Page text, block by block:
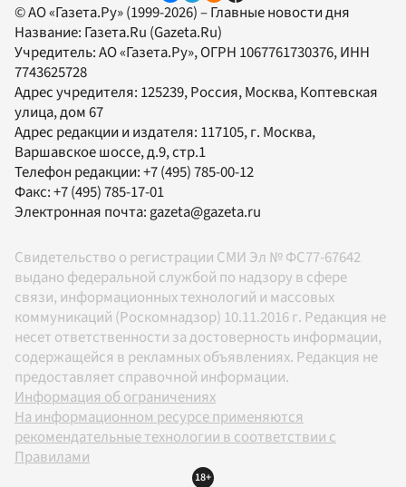
© АО «Газета.Ру» (1999-2026) – Главные новости дня
Название: Газета.Ru (Gazeta.Ru)
Учредитель:АО «Газета.Ру», ОГРН 1067761730376, ИНН
7743625728
Адрес учредителя: 125239, Россия, Москва, Коптевская
улица, дом 67
Адрес редакции и издателя: 117105, г. Москва,
Варшавское шоссе, д.9, стр.1
Телефон редакции:+7 (495) 785-00-12
Факс:+7 (495) 785-17-01
Электронная почта: gazeta@gazeta.ru
Свидетельство о регистрации СМИ Эл № ФС77-67642
выдано федеральной службой по надзору в сфере
связи, информационных технологий и массовых
коммуникаций (Роскомнадзор) 10.11.2016 г. Редакция не
несет ответственности за достоверность информации,
содержащейся в рекламных объявлениях. Редакция не
предоставляет справочной информации.
Информация об ограничениях
На информационном ресурсе применяются
рекомендательные технологии в соответствии с
Правилами
18+